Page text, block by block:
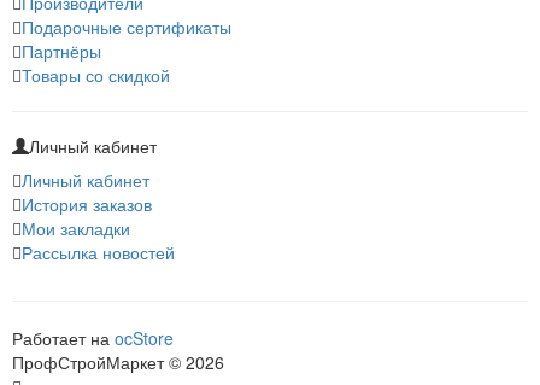
Подарочные сертификаты
Партнёры
Товары со скидкой
Личный кабинет
Личный кабинет
История заказов
Мои закладки
Рассылка новостей
Работает на ocStore
ПрофСтройМаркет © 2026